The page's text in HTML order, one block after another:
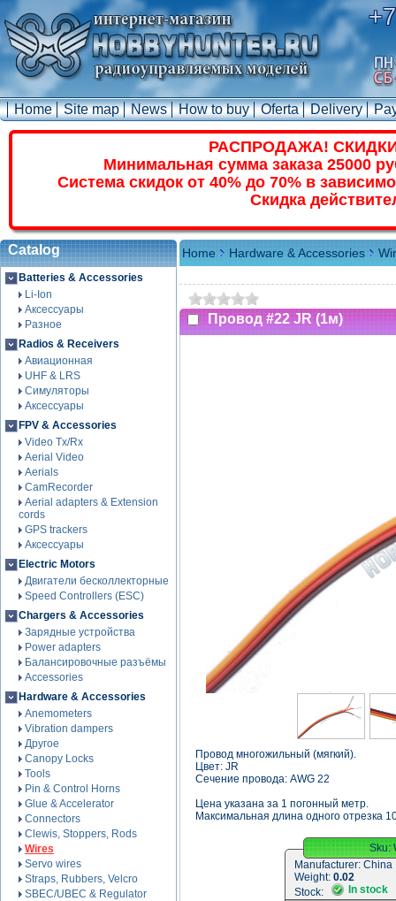
Home Site map News How to buy Oferta Delivery
РАСПРОДАЖА!
Минимальная сумма заказа 25000
Система скидок от 40% до 70% в
Скидка
Catalog
Batteries & Accessories
Li-Ion
Аксессуары
Разное
Radios & Receivers
Авиационная
UHF & LRS
Симуляторы
Аксессуары
FPV & Accessories
Video Tx/Rx
Aerial Video
Aerials
CamRecorder
Aerial adapters & Extension
cords
GPS trackers
Аксессуары
Electric Motors
Двигатели бесколлекторные
Speed Controllers (ESC)
Chargers & Accessories
Зарядные устройства
Power adapters
Балансировочные разъёмы
Accessories
Hardware & Accessories
Anemometers
Vibration dampers
Другое
Canopy Locks
Tools
Pin & Control Horns
Glue & Accelerator
Connectors
Clewis, Stoppers, Rods
Wires
Servo wires
Straps, Rubbers, Velcro
SBEC/UBEC & Regulator
Home Hardware & Accessories
Провод #22 JR (1м)
Провод многожильный (мягкий).
Цвет: JR
Сечение провода: AWG 22
Цена указана за 1 погонный метр.
Максимальная длина одного отрезка
Sku:
Manufacturer: China
Weight: 0.02
Stock:
In stock